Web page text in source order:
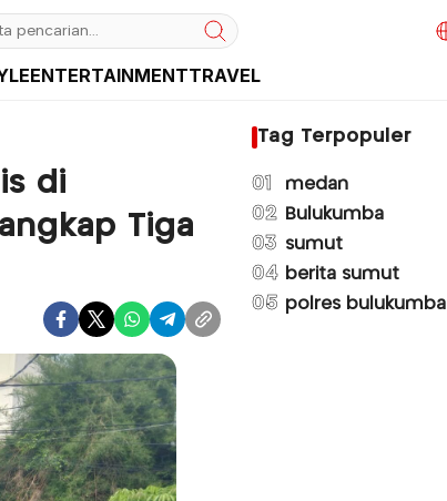
ENTERTAINMENTTRAVEL
di
Tiga
Tag Terpopuler
01 medan
02 Bulukumba
03 sumut
04 berita sumut
05 polres bulukumba